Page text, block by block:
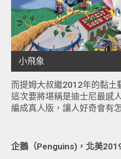
而提姆大叔繼2012年的黏土
這次要將堪稱是迪士尼最感
編成真人版，讓人好奇會有
企鵝（Penguins)，北美